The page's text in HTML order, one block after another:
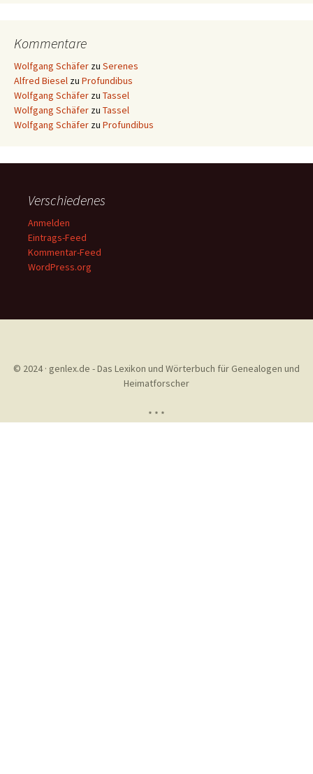
Kommentare
Wolfgang Schäfer zu Serenes
Alfred Biesel zu Profundibus
Wolfgang Schäfer zu Tassel
Wolfgang Schäfer zu Tassel
Wolfgang Schäfer zu Profundibus
Verschiedenes
Anmelden
Eintrags-Feed
Kommentar-Feed
WordPress.org
© 2024 · genlex.de - Das Lexikon und Wörterbuch für Genealogen und
Heimatforscher
* * *